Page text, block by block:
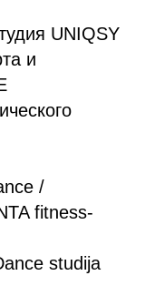
UNIQSY
и
/
fitness-
studija